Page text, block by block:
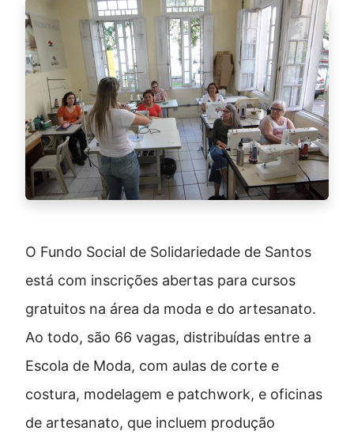
O Fundo Social de Solidariedade de Santos
está com inscrições abertas para cursos
gratuitos na área da moda e do artesanato.
Ao todo, são 66 vagas, distribuídas entre a
Escola de Moda, com aulas de corte e
costura, modelagem e patchwork, e oficinas
de artesanato, que incluem produção